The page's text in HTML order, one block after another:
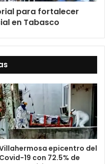
para fortalecer
en Tabasco
epicentro del
Covid-19 con 72.5% de